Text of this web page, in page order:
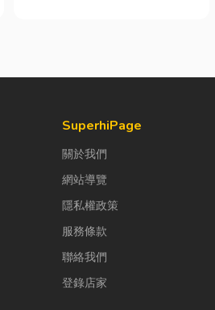
具備高強...SuperhiPage
關於我們
網站導覽
隱私權政策
服務條款
聯絡我們
登錄店家